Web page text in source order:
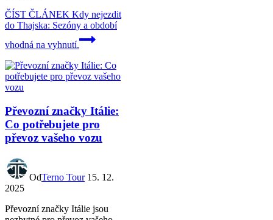
ČÍST ČLÁNEK Kdy nejezdit
do Thajska: Sezóny a období
vhodná na vyhnutí.
Převozní značky Itálie:
Co potřebujete pro
převoz vašeho vozu
OdTerno Tour 15. 12.
2025
Převozní značky Itálie jsou